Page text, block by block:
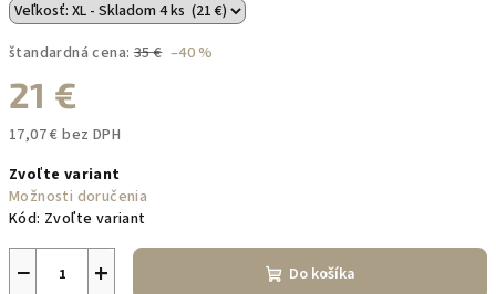
štandardná cena: 35 € –40 %
21 €
17,07 € bez DPH
cena:
Zvoľte variant
Možnosti doručenia
Kód: Zvoľte variant
+
− Do košíka